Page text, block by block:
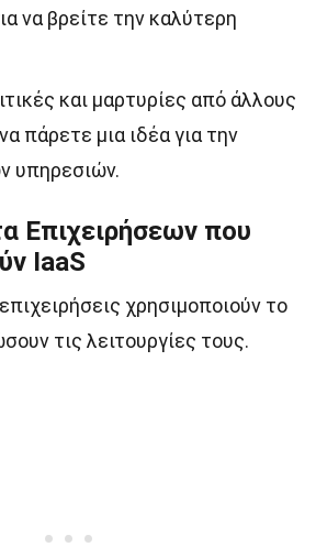
να βρείτε την καλύτερη
και μαρτυρίες από άλλους
πάρετε μια ιδέα για την
υπηρεσιών.
Επιχειρήσεων που
IaaS
χρησιμοποιούν το
τις λειτουργίες τους.